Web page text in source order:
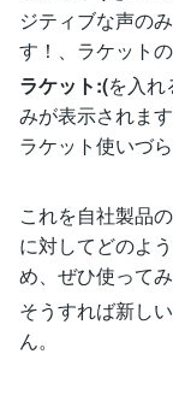
ジティブな声の
す！、ラケット
ラケット:(を入
みが表示されま
ラケット使いづ
これを自社製品
に対してどのよ
め、ぜひ使ってみ
そうすれば新し
ん。